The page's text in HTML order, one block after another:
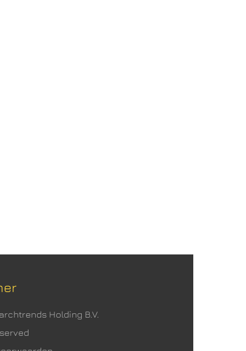
Holding B.V.